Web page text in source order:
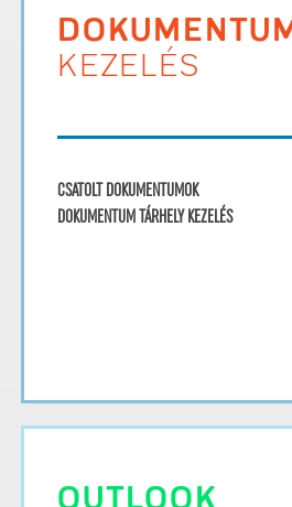
KEZELÉS
CSATOLT DOKUMENTUMOK
DOKUMENTUM TÁRHELY KEZELÉS
OUTLOOK